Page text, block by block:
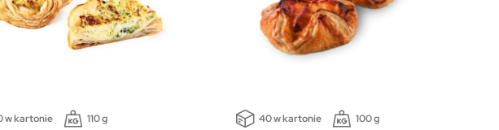
w kartonie 110 g 40 w kartonie 100 g